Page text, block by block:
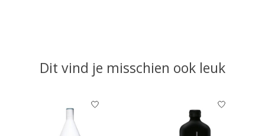
Dit vind je misschien ook leuk
Items van productcarrousel